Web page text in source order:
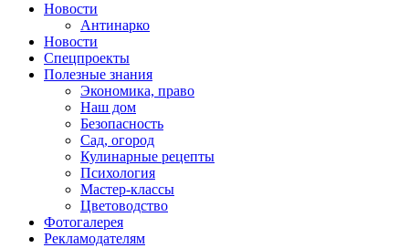
Новости
Антинарко
Новости
Спецпроекты
Полезные знания
Экономика, право
Наш дом
Безопасность
Сад, огород
Кулинарные рецепты
Психология
Мастер-классы
Цветоводство
Фотогалерея
Рекламодателям